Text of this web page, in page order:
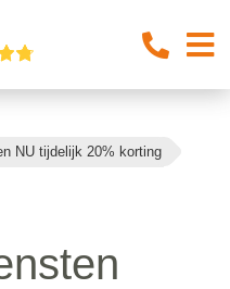
NU tijdelijk 20% korting